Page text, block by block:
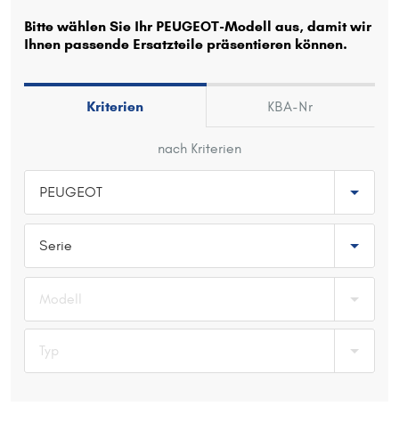
Oder
Hersteller wählen
Typ wählen
Bitte wählen Sie Ihr PEUGEOT-Modell aus, damit wir
Ihnen passende Ersatzteile präsentieren können.
Kriterien KBA-Nr
nach Kriterien
PEUGEOT
Serie
Modell
Typ